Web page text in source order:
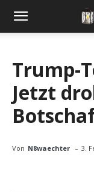
Trump-
Jetzt
Von N8waechter - 3.